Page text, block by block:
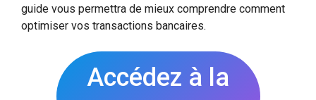
guide vous permettra de mieux comprendre comment
optimiser vos transactions bancaires.
Accédez à la